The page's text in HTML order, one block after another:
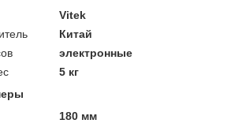
Vitek
Китай
электронные
5 кг
180 мм